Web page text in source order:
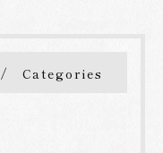
Categories